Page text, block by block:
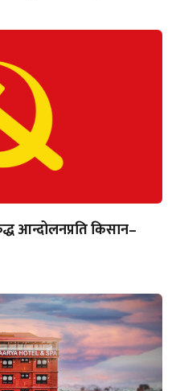
आन्दोलनप्रति किसान–